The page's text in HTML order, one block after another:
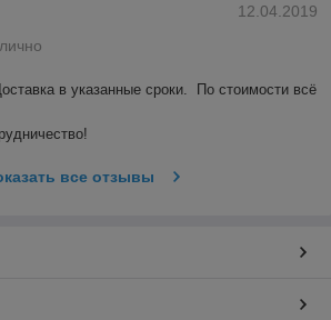
12.04.2019
в указанные сроки.  По стоимости всё
все отзывы